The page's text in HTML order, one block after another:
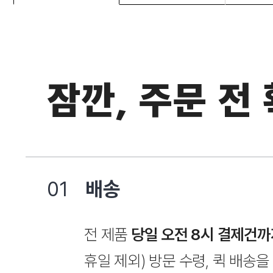
잠깐, 주문 전
01 배송
전 제품 당일 오전 8시 결제건
휴일 제외) 방문 수령, 퀵 배